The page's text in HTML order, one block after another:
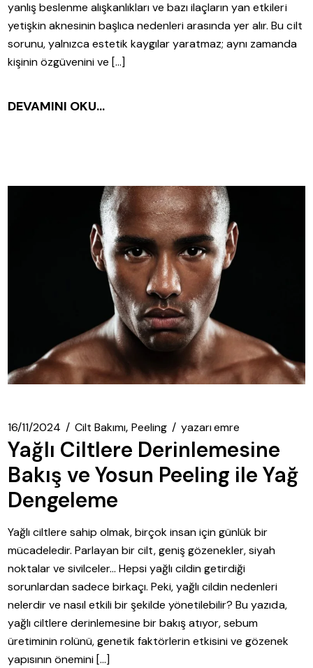
yanlış beslenme alışkanlıkları ve bazı ilaçların yan etkileri
yetişkin aknesinin başlıca nedenleri arasında yer alır. Bu cilt
sorunu, yalnızca estetik kaygılar yaratmaz; aynı zamanda
kişinin özgüvenini ve […]
DEVAMINI OKU...
16/11/2024 Cilt Bakımı Peeling yazarıemre
Yağlı Ciltlere Derinlemesine
Bakış ve Yosun Peeling ile Yağ
Dengeleme
Yağlı ciltlere sahip olmak, birçok insan için günlük bir
mücadeledir. Parlayan bir cilt, geniş gözenekler, siyah
noktalar ve sivilceler… Hepsi yağlı cildin getirdiği
sorunlardan sadece birkaçı. Peki, yağlı cildin nedenleri
nelerdir ve nasıl etkili bir şekilde yönetilebilir? Bu yazıda,
yağlı ciltlere derinlemesine bir bakış atıyor, sebum
üretiminin rolünü, genetik faktörlerin etkisini ve gözenek
yapısının önemini […]